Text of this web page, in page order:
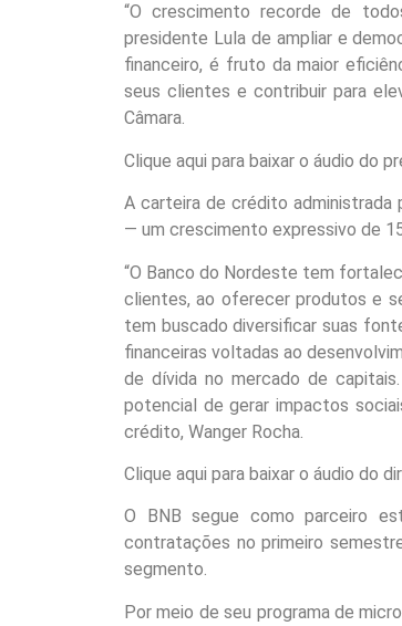
“O crescimento recorde de
presidente Lula de ampliar e
financeiro, é fruto da maior
seus clientes e contribuir para
Câmara.
Clique aqui para baixar o áudio do
A carteira de crédito administrada
— um crescimento expressivo de
“O Banco do Nordeste tem
clientes, ao oferecer produtos e
tem buscado diversificar suas
financeiras voltadas ao
de dívida no mercado de
potencial de gerar impactos
crédito, Wanger Rocha.
Clique aqui para baixar o áudio do
O BNB segue como parceiro
contratações no primeiro
segmento.
Por meio de seu programa de